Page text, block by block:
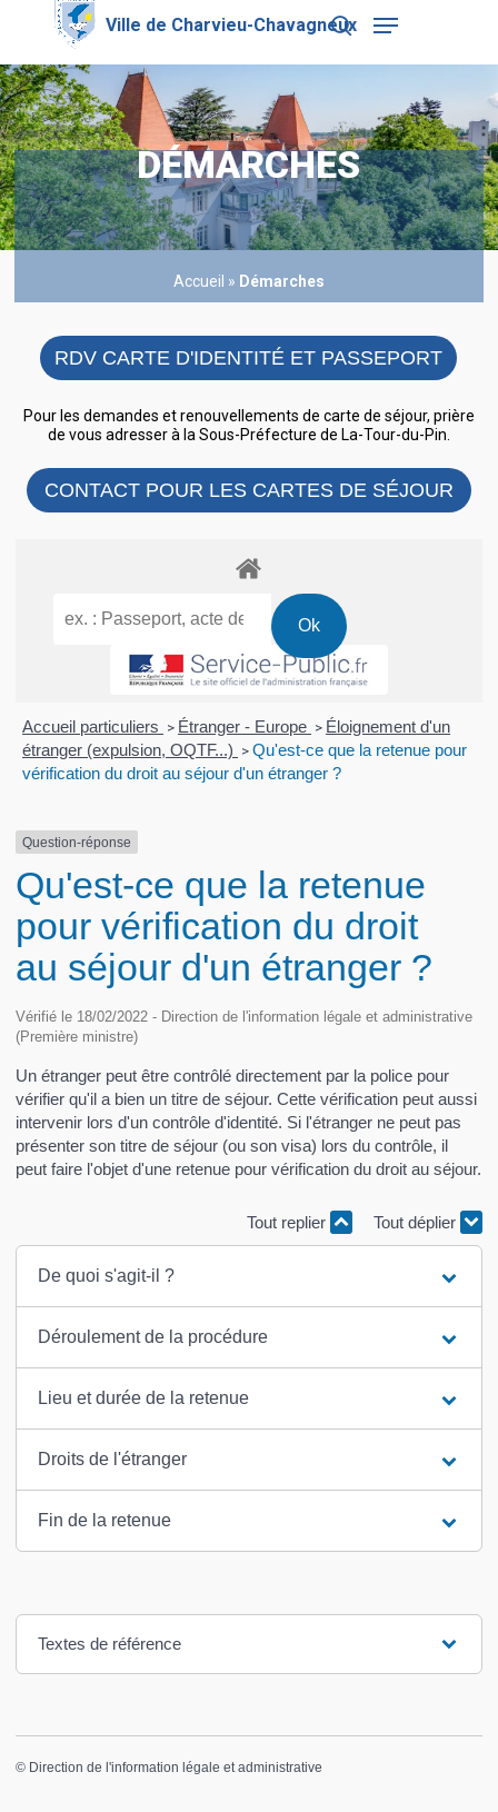
content
search
Menu
DÉMARCHES
Accueil » Démarches
RDV CARTE D'IDENTITÉ ET PASSEPORT
Pour les demandes et renouvellements de carte de séjour, prière
de vous adresser à la Sous-Préfecture de La-Tour-du-Pin.
CONTACT POUR LES CARTES DE SÉJOUR
Accueil particuliers > Étranger - Europe > Éloignement d'un
étranger (expulsion, OQTF...) > Qu'est-ce que la retenue pour
vérification du droit au séjour d'un étranger ?
Question-réponse
Qu'est-ce que la retenue
pour vérification du droit
au séjour d'un étranger ?
Vérifié le 18/02/2022 - Direction de l'information légale et administrative
(Première ministre)
Un étranger peut être contrôlé directement par la police pour
vérifier qu'il a bien un titre de séjour. Cette vérification peut aussi
intervenir lors d'un contrôle d'identité. Si l'étranger ne peut pas
présenter son titre de séjour (ou son visa) lors du contrôle, il
peut faire l'objet d'une retenue pour vérification du droit au séjour.
Tout replier Tout déplier
De quoi s'agit-il ?
Déroulement de la procédure
Lieu et durée de la retenue
Droits de l'étranger
Fin de la retenue
Textes de référence
© Direction de l'information légale et administrative
Close